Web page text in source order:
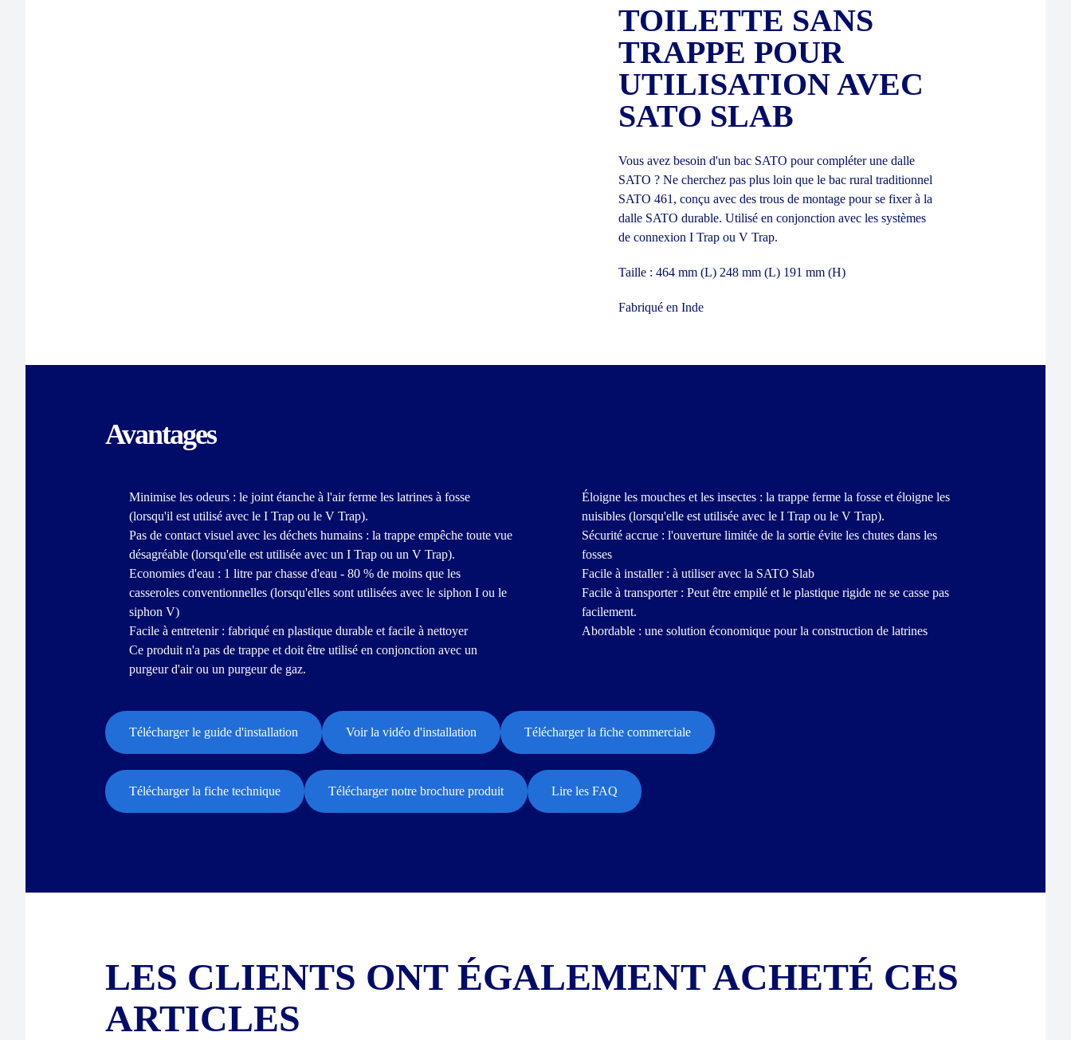
TOILETTE SANS
TRAPPE POUR
UTILISATION AVEC
SATO SLAB
Vous avez besoin d'un bac SATO pour compléter une dalle
SATO ? Ne cherchez pas plus loin que le bac rural traditionnel
SATO 461, conçu avec des trous de montage pour se fixer à la
dalle SATO durable. Utilisé en conjonction avec les systèmes
de connexion I Trap ou V Trap.
Taille : 464 mm (L) 248 mm (L) 191 mm (H)
Fabriqué en Inde
Avantages
Minimise les odeurs : le joint étanche à l'air ferme les latrines à fosse
(lorsqu'il est utilisé avec le I Trap ou le V Trap).
Pas de contact visuel avec les déchets humains : la trappe empêche toute vue
désagréable (lorsqu'elle est utilisée avec un I Trap ou un V Trap).
Economies d'eau : 1 litre par chasse d'eau - 80 % de moins que les
casseroles conventionnelles (lorsqu'elles sont utilisées avec le siphon I ou le
siphon V)
Facile à entretenir : fabriqué en plastique durable et facile à nettoyer
Ce produit n'a pas de trappe et doit être utilisé en conjonction avec un
purgeur d'air ou un purgeur de gaz.
Éloigne les mouches et les insectes : la trappe ferme la fosse et éloigne les
nuisibles (lorsqu'elle est utilisée avec le I Trap ou le V Trap).
Sécurité accrue : l'ouverture limitée de la sortie évite les chutes dans les
fosses
Facile à installer : à utiliser avec la SATO Slab
Facile à transporter : Peut être empilé et le plastique rigide ne se casse pas
facilement.
Abordable : une solution économique pour la construction de latrines
Télécharger le guide d'installation Voir la vidéo d'installation Télécharger la fiche commerciale
Télécharger la fiche technique Télécharger notre brochure produit Lire les FAQ
LES CLIENTS ONT ÉGALEMENT ACHETÉ CES
ARTICLES